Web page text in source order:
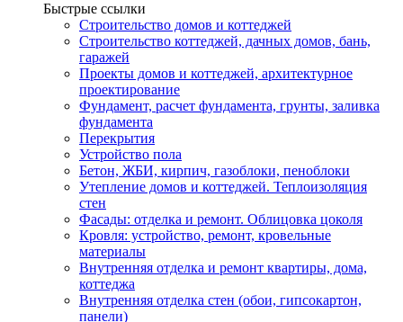
Быстрые ссылки
Строительство домов и коттеджей
Строительство коттеджей, дачных домов, бань,
гаражей
Проекты домов и коттеджей, архитектурное
проектирование
Фундамент, расчет фундамента, грунты, заливка
фундамента
Перекрытия
Устройство пола
Бетон, ЖБИ, кирпич, газоблоки, пеноблоки
Утепление домов и коттеджей. Теплоизоляция
стен
Фасады: отделка и ремонт. Облицовка цоколя
Кровля: устройство, ремонт, кровельные
материалы
Внутренняя отделка и ремонт квартиры, дома,
коттеджа
Внутренняя отделка стен (обои, гипсокартон,
панели)